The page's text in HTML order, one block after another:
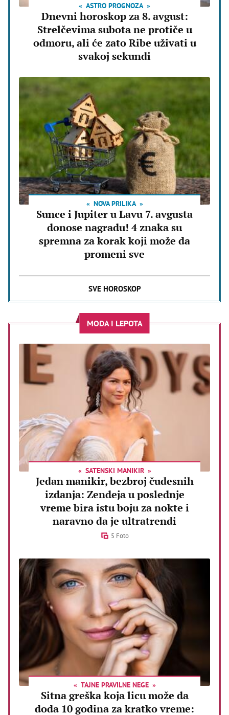
ASTRO PROGNOZA
Dnevni horoskop za 8. avgust:
Strelčevima subota ne protiče u
odmoru, ali će zato Ribe uživati u
svakoj sekundi
NOVA PRILIKA
Sunce i Jupiter u Lavu 7. avgusta
donose nagradu! 4 znaka su
spremna za korak koji može da
promeni sve
SVE HOROSKOP
MODA I LEPOTA
SATENSKI MANIKIR
Jedan manikir, bezbroj čudesnih
izdanja: Zendeja u poslednje
vreme bira istu boju za nokte i
naravno da je ultratrendi
5 Foto
TAJNE PRAVILNE NEGE
Sitna greška koja licu može da
doda 10 godina za kratko vreme: